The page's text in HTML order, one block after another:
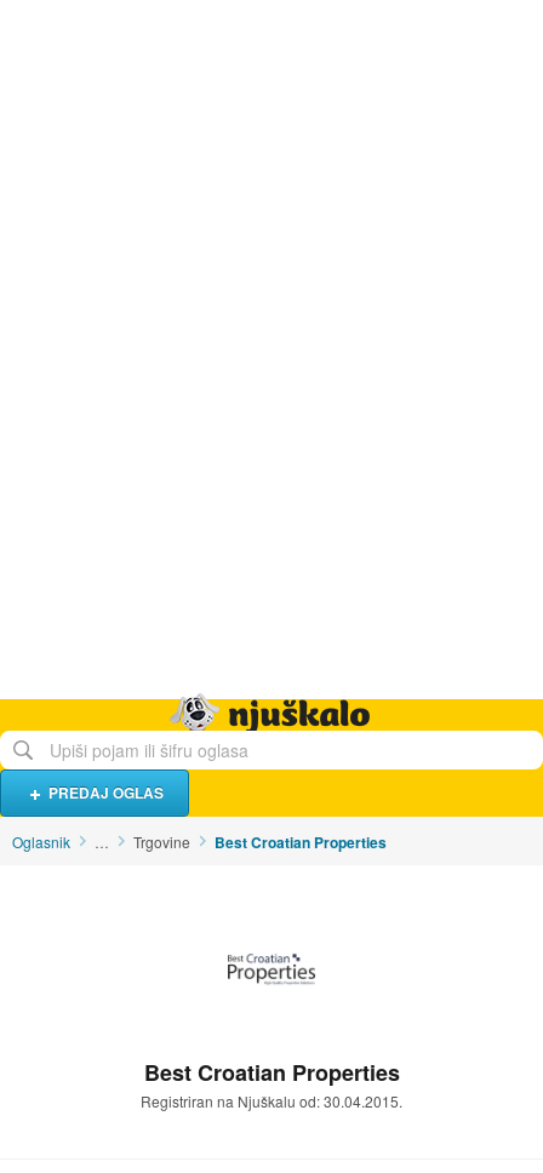
PREDAJ OGLAS
Oglasnik … Trgovine Best Croatian Properties
Best Croatian Properties
Registriran na Njuškalu od: 30.04.2015.